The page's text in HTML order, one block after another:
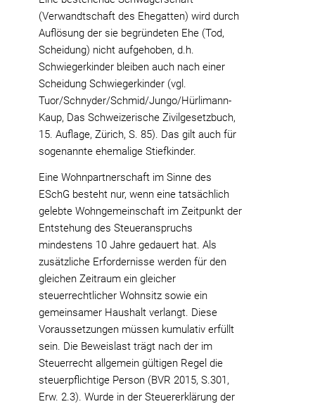
(Verwandtschaft des Ehegatten) wird durch
Auflösung der sie begründeten Ehe (Tod,
Scheidung) nicht aufgehoben, d.h.
Schwiegerkinder bleiben auch nach einer
Scheidung Schwiegerkinder (vgl.
Tuor/Schnyder/Schmid/Jungo/Hürlimann-
Kaup, Das Schweizerische Zivilgesetzbuch,
15. Auflage, Zürich, S. 85). Das gilt auch für
sogenannte ehemalige Stiefkinder.
Eine Wohnpartnerschaft im Sinne des
ESchG besteht nur, wenn eine tatsächlich
gelebte Wohngemeinschaft im Zeitpunkt der
Entstehung des Steueranspruchs
mindestens 10 Jahre gedauert hat. Als
zusätzliche Erfordernisse werden für den
gleichen Zeitraum ein gleicher
steuerrechtlicher Wohnsitz sowie ein
gemeinsamer Haushalt verlangt. Diese
Voraussetzungen müssen kumulativ erfüllt
sein. Die Beweislast trägt nach der im
Steuerrecht allgemein gültigen Regel die
steuerpflichtige Person (BVR 2015, S.301,
Erw. 2.3). Wurde in der Steuererklärung der